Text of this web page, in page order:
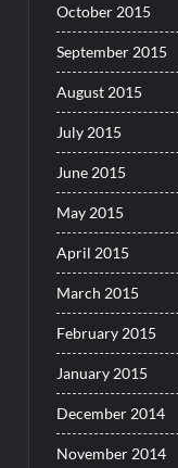
October 2015
September 2015
August 2015
July 2015
June 2015
May 2015
April 2015
March 2015
February 2015
January 2015
December 2014
November 2014